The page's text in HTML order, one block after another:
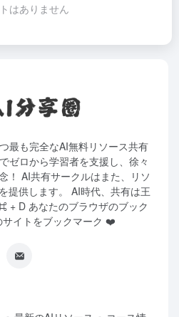
はありません
最も完全なAI無料リソース共有
ゼロから学習者を支援し、徐々
！ AI共有サークルはまた、リソ
提供します。 AI時代、共有は王
+ D あなたのブラウザのブック
サイトをブックマーク ❤️